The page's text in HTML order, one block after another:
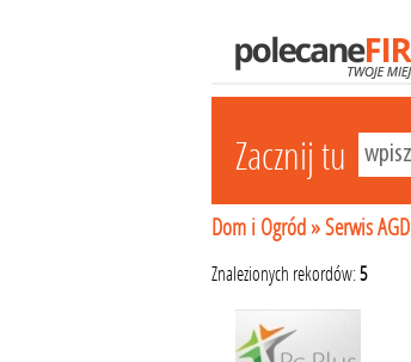
Zacznij tu
Dom i Ogród»Serwis AGD
Znalezionych rekordów:5